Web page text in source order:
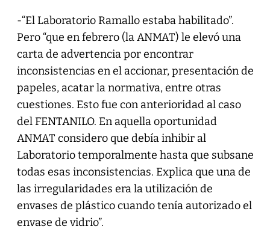
-“El Laboratorio Ramallo estaba habilitado”.
Pero “que en febrero (la ANMAT) le elevó una
carta de advertencia por encontrar
inconsistencias en el accionar, presentación de
papeles, acatar la normativa, entre otras
cuestiones. Esto fue con anterioridad al caso
del FENTANILO. En aquella oportunidad
ANMAT considero que debía inhibir al
Laboratorio temporalmente hasta que subsane
todas esas inconsistencias. Explica que una de
las irregularidades era la utilización de
envases de plástico cuando tenía autorizado el
envase de vidrio”.